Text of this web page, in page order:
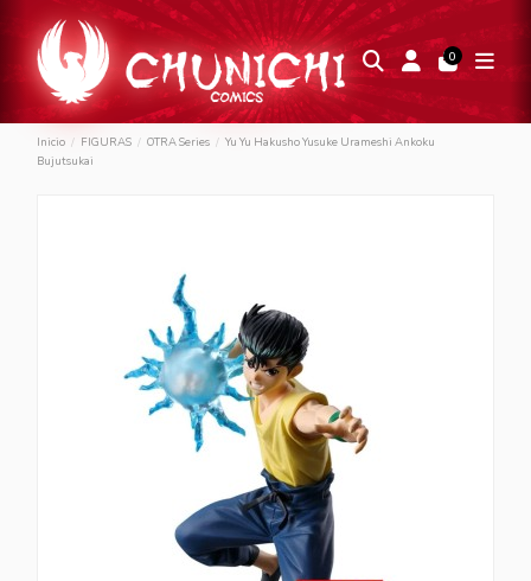
0
Inicio FIGURAS OTRA Series
Yu Yu Hakusho Yusuke Urameshi Ankoku
Bujutsukai